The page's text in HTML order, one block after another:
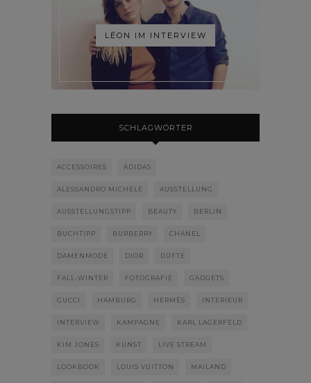
LÉON IM INTERVIEW
SCHLAGWÖRTER
ACCESSOIRES ADIDAS
ALESSANDRO MICHELE AUSSTELLUNG
AUSSTELLUNGSTIPP BEAUTY BERLIN
BUCHTIPP BURBERRY CHANEL
DAMENMODE DIOR DÜFTE
FALL-WINTER FOTOGRAFIE GADGETS
GUCCI HAMBURG HERMÈS INTERIEUR
INTERVIEW KAMPAGNE KARL LAGERFELD
KIM JONES KUNST LIVE STREAM
LOOKBOOK LOUIS VUITTON MAILAND